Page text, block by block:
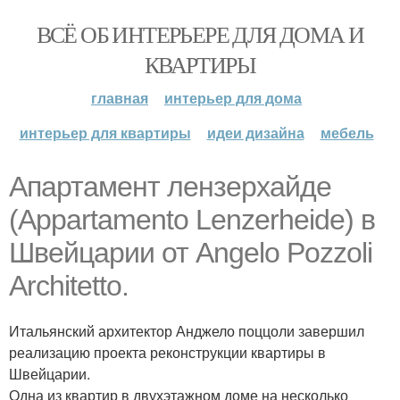
ВСЁ ОБ ИНТЕРЬЕРЕ ДЛЯ ДОМА И
КВАРТИРЫ
главная
интерьер для дома
интерьер для квартиры
идеи дизайна мебель
Апартамент лензерхайде
(Appartamento Lenzerheide) в
Швейцарии от Angelo Pozzoli
Architetto.
Итальянский архитектор Анджело поццоли завершил
реализацию проекта реконструкции квартиры в
Швейцарии.
Одна из квартир в двухэтажном доме на несколько